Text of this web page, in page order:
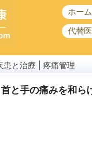
ホーム
代替
患と治療 疼痛管理
首と手の痛みを和ら